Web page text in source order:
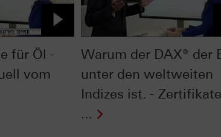
für Öl -
vom
Warum der DAX® der
unter den weltweiten
Indizes ist. - Zertifikate
...